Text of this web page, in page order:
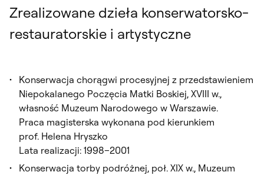
Zrealizowane dzieła konserwatorsko-
restauratorskie i artystyczne
Konserwacja chorągwi procesyjnej z przedstawieniem
Niepokalanego Poczęcia Matki Boskiej, XVIII w.,
własność Muzeum Narodowego w Warszawie.
Praca magisterska wykonana pod kierunkiem
prof. Helena Hryszko
Lata realizacji: 1998–2001
Konserwacja torby podróżnej, poł. XIX w., Muzeum